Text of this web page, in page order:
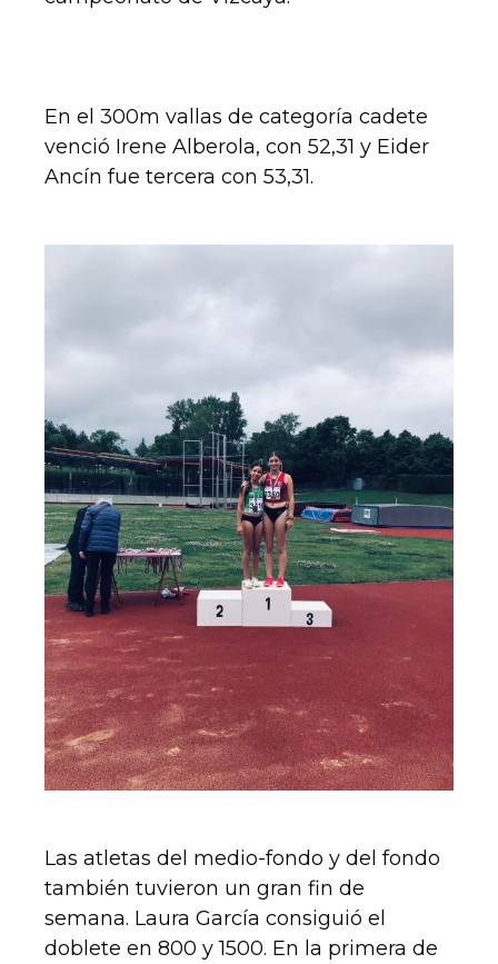
En el 300m vallas de categoría cadete
venció Irene Alberola, con 52,31 y Eider
Ancín fue tercera con 53,31.
Las atletas del medio-fondo y del fondo
también tuvieron un gran fin de
semana. Laura García consiguió el
doblete en 800 y 1500. En la primera de